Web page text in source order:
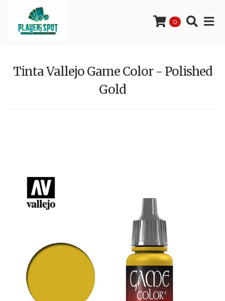
0
Tinta Vallejo Game Color - Polished
Gold